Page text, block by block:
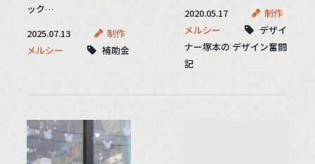
ック…
2025.07.13
制作
メルシー
補助金
2020.05.17
制作
メルシー
デザイ
ナー塚本の デザイン奮闘
記